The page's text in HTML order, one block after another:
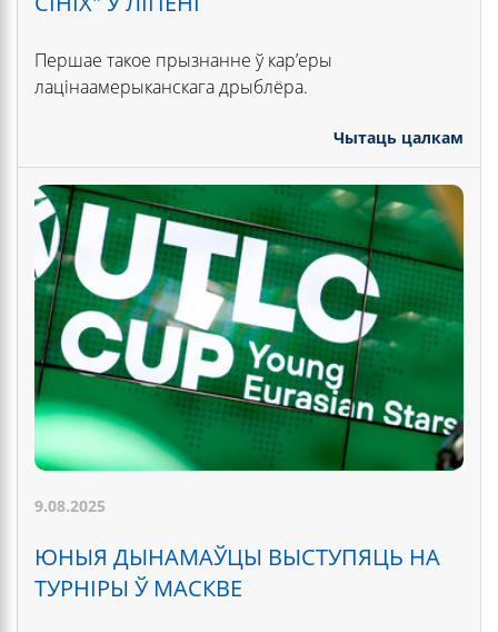
Першае такое прызнанне ў кар’еры
лацінаамерыканскага дрыблёра.
Чытаць цалкам
9.08.2025
ЮНЫЯ ДЫНАМАЎЦЫ ВЫСТУПЯЦЬ НА
ТУРНІРЫ Ў МАСКВЕ